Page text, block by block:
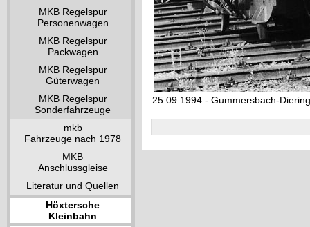
MKB Regelspur
Personenwagen
MKB Regelspur
Packwagen
MKB Regelspur
Güterwagen
MKB Regelspur
Sonderfahrzeuge
mkb
Fahrzeuge nach 1978
MKB
Anschlussgleise
Literatur und Quellen
Höxtersche
Kleinbahn
25.09.1994 - Gummersbach-